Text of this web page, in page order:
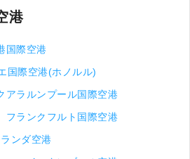
港
国際空港
国際空港(ホノルル)
アラルンプール国際空港
フランクフルト国際空港
ンダ空港